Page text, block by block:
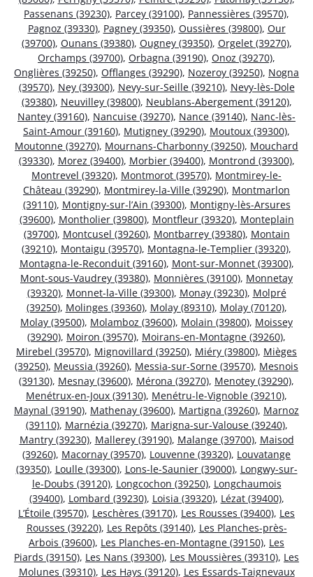
Passenans (39230), Parcey (39100), Pannessières (39570),
Pagnoz (39330), Pagney (39350), Oussières (39800), Our
(39700), Ounans (39380), Ougney (39350), Orgelet (39270),
Orchamps (39700), Orbagna (39190), Onoz (39270),
Onglières (39250), Offlanges (39290), Nozeroy (39250), Nogna
(39570), Ney (39300), Nevy-sur-Seille (39210), Nevy-lès-Dole
(39380), Neuvilley (39800), Neublans-Abergement (39120),
Nantey (39160), Nancuise (39270), Nance (39140), Nanc-lès-
Saint-Amour (39160), Mutigney (39290), Moutoux (39300),
Moutonne (39270), Mournans-Charbonny (39250), Mouchard
(39330), Morez (39400), Morbier (39400), Montrond (39300),
Montrevel (39320), Montmorot (39570), Montmirey-le-
Château (39290), Montmirey-la-Ville (39290), Montmarlon
(39110), Montigny-sur-l’Ain (39300), Montigny-lès-Arsures
(39600), Montholier (39800), Montfleur (39320), Monteplain
(39700), Montcusel (39260), Montbarrey (39380), Montain
(39210), Montaigu (39570), Montagna-le-Templier (39320),
Montagna-le-Reconduit (39160), Mont-sur-Monnet (39300),
Mont-sous-Vaudrey (39380), Monnières (39100), Monnetay
(39320), Monnet-la-Ville (39300), Monay (39230), Molpré
(39250), Molinges (39360), Molay (89310), Molay (70120),
Molay (39500), Molamboz (39600), Molain (39800), Moissey
(39290), Moiron (39570), Moirans-en-Montagne (39260),
Mirebel (39570), Mignovillard (39250), Miéry (39800), Mièges
(39250), Meussia (39260), Messia-sur-Sorne (39570), Mesnois
(39130), Mesnay (39600), Mérona (39270), Menotey (39290),
Menétrux-en-Joux (39130), Menétru-le-Vignoble (39210),
Maynal (39190), Mathenay (39600), Martigna (39260), Marnoz
(39110), Marnézia (39270), Marigna-sur-Valouse (39240),
Mantry (39230), Mallerey (39190), Malange (39700), Maisod
(39260), Macornay (39570), Louvenne (39320), Louvatange
(39350), Loulle (39300), Lons-le-Saunier (39000), Longwy-sur-
le-Doubs (39120), Longcochon (39250), Longchaumois
(39400), Lombard (39230), Loisia (39320), Lézat (39400),
L’Étoile (39570), Leschères (39170), Les Rousses (39400), Les
Rousses (39220), Les Repôts (39140), Les Planches-près-
Arbois (39600), Les Planches-en-Montagne (39150), Les
Piards (39150), Les Nans (39300), Les Moussières (39310), Les
Molunes (39310), Les Hays (39120), Les Essards-Taignevaux